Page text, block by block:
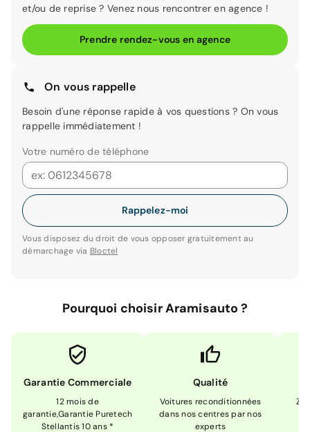
et/ou de reprise ? Venez nous rencontrer en agence !
Prendre rendez-vous en agence
On vous rappelle
Besoin d'une réponse rapide à vos questions ? On vous
rappelle immédiatement !
Votre numéro de téléphone
Rappelez-moi
Vous disposez du droit de vous opposer gratuitement au
démarchage via Bloctel
Pourquoi choisir Aramisauto ?
Garantie Commerciale
12 mois de
garantie,Garantie Puretech
Stellantis 10 ans *
Qualité
Voitures reconditionnées
dans nos centres par nos
experts